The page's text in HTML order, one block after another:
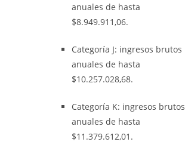
anuales de hasta
$8.949.911,06.
Categoría J: ingresos brutos
anuales de hasta
$10.257.028,68.
Categoría K: ingresos brutos
anuales de hasta
$11.379.612,01.